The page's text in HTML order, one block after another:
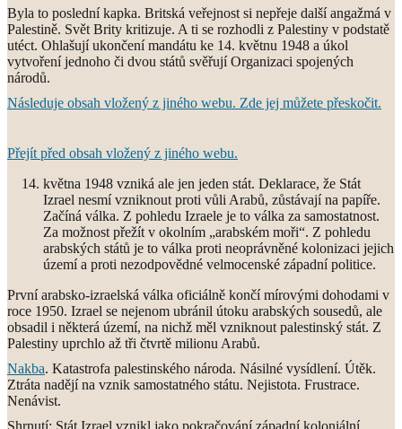
Byla to poslední kapka. Britská veřejnost si nepřeje další angažmá v
Palestině. Svět Brity kritizuje. A ti se rozhodli z Palestiny v podstatě
utéct. Ohlašují ukončení mandátu ke 14. květnu 1948 a úkol
vytvoření jednoho či dvou států svěřují Organizaci spojených
národů.
Následuje obsah vložený z jiného webu. Zde jej můžete přeskočit.
Přejít před obsah vložený z jiného webu.
května 1948 vzniká ale jen jeden stát. Deklarace, že Stát
Izrael nesmí vzniknout proti vůli Arabů, zůstávají na papíře.
Začíná válka. Z pohledu Izraele je to válka za samostatnost.
Za možnost přežít v okolním „arabském moři“. Z pohledu
arabských států je to válka proti neoprávněné kolonizaci jejich
území a proti nezodpovědné velmocenské západní politice.
První arabsko-izraelská válka oficiálně končí mírovými dohodami v
roce 1950. Izrael se nejenom ubránil útoku arabských sousedů, ale
obsadil i některá území, na nichž měl vzniknout palestinský stát. Z
Palestiny uprchlo až tři čtvrtě milionu Arabů.
Nakba. Katastrofa palestinského národa. Násilné vysídlení. Útěk.
Ztráta nadějí na vznik samostatného státu. Nejistota. Frustrace.
Nenávist.
Shrnutí: Stát Izrael vznikl jako pokračování západní koloniální